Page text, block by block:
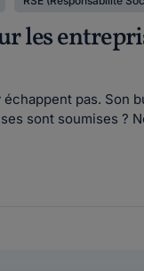
les
pas. Son
sont soumises ?